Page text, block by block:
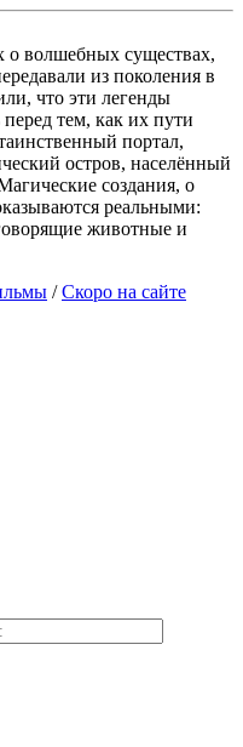
о волшебных существах,
из поколения в
что эти легенды
тем, как их пути
портал,
остров, населённый
создания, о
реальными:
животные и
/Скоро на сайте